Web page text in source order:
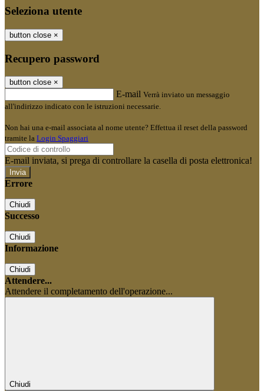
Seleziona utente
button close ×
Recupero password
button close ×
E-mail Verrà inviato un messaggio
all'indirizzo indicato con le istruzioni necessarie.
Non hai una e-mail associata al nome utente? Effettua il reset della password
tramite la Login Spaggiari
E-mail inviata, si prega di controllare la casella di posta elettronica!
Errore
Chiudi
Successo
Chiudi
Informazione
Chiudi
Attendere...
Attendere il completamento dell'operazione...
Chiudi